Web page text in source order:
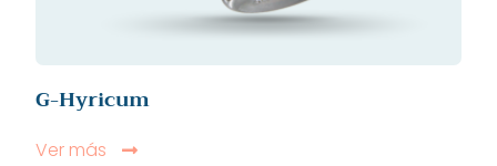
G-Hyricum
Ver más